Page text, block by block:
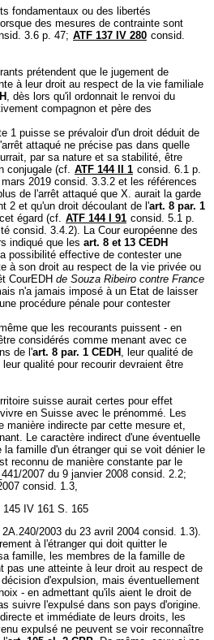
fondamentaux ou des libertés
des mesures de contrainte sont
3.6 p. 47; ATF 137 IV 280 consid.
prétendent que le jugement de
à leur droit au respect de la vie familiale
, dès lors qu'il ordonnait le renvoi du
compagnon et père des
1 puisse se prévaloir d'un droit déduit de
attaqué ne précise pas dans quelle
par sa nature et sa stabilité, être
conjugale (cf. ATF 144 II 1 consid. 6.1 p.
2019 consid. 3.3.2 et les références
de l'arrêt attaqué que X. aurait la garde
2 et qu'un droit découlant de l'art. 8 par. 1
égard (cf. ATF 144 I 91 consid. 5.1 p.
consid. 3.4.2). La Cour européenne des
indiqué que les art. 8 et 13 CEDH
possibilité effective de contester une
à son droit au respect de la vie privée ou
CourEDH de Souza Ribeiro contre France
n'a jamais imposé à un Etat de laisser
procédure pénale pour contester
que les recourants puissent - en
considérés comme menant avec ce
de l'art. 8 par. 1 CEDH , leur qualité de
qualité pour recourir devraient être
suisse aurait certes pour effet
en Suisse avec le prénommé. Les
manière indirecte par cette mesure et,
Le caractère indirect d'une éventuelle
famille d'un étranger qui se voit dénier le
reconnu de manière constante par le
2007 du 9 janvier 2008 consid. 2.2;
consid. 1.3,
145 IV 161 S. 165
2A.240/2003 du 23 avril 2004 consid. 1.3).
à l'étranger qui doit quitter le
famille, les membres de la famille de
pas une atteinte à leur droit au respect de
d'expulsion, mais éventuellement
- en admettant qu'ils aient le droit de
suivre l'expulsé dans son pays d'origine.
et immédiate de leurs droits, les
expulsé ne peuvent se voir reconnaître